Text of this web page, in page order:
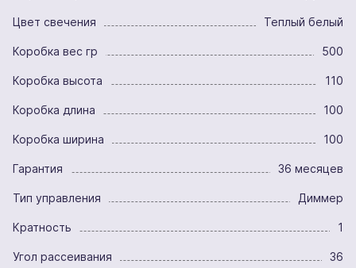
Цвет свечения Теплый белый
Коробка вес гр 500
Коробка высота 110
Коробка длина 100
Коробка ширина 100
Гарантия 36 месяцев
Тип управления Диммер
Кратность 1
Угол рассеивания 36